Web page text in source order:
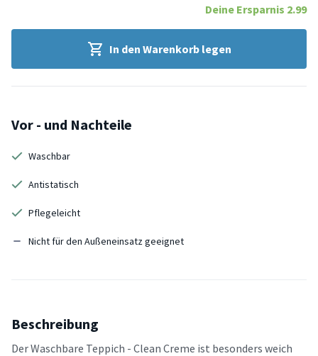
Deine Ersparnis 2.99
In den Warenkorb legen
Vor - und Nachteile
Waschbar
Antistatisch
Pflegeleicht
Nicht für den Außeneinsatz geeignet
Beschreibung
Der Waschbare Teppich - Clean Creme ist besonders weich